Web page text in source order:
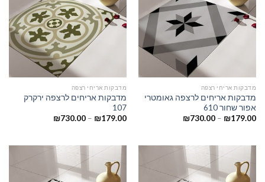
מדבקות אריחי רצפה
מדבקות אריחים לרצפה גאומטרי
אפור שחור 610
₪179.00
–
₪730.00
מדבקות אריחי רצפה
מדבקות אריחים לרצפה ירקרק
107
₪179.00
–
₪730.00